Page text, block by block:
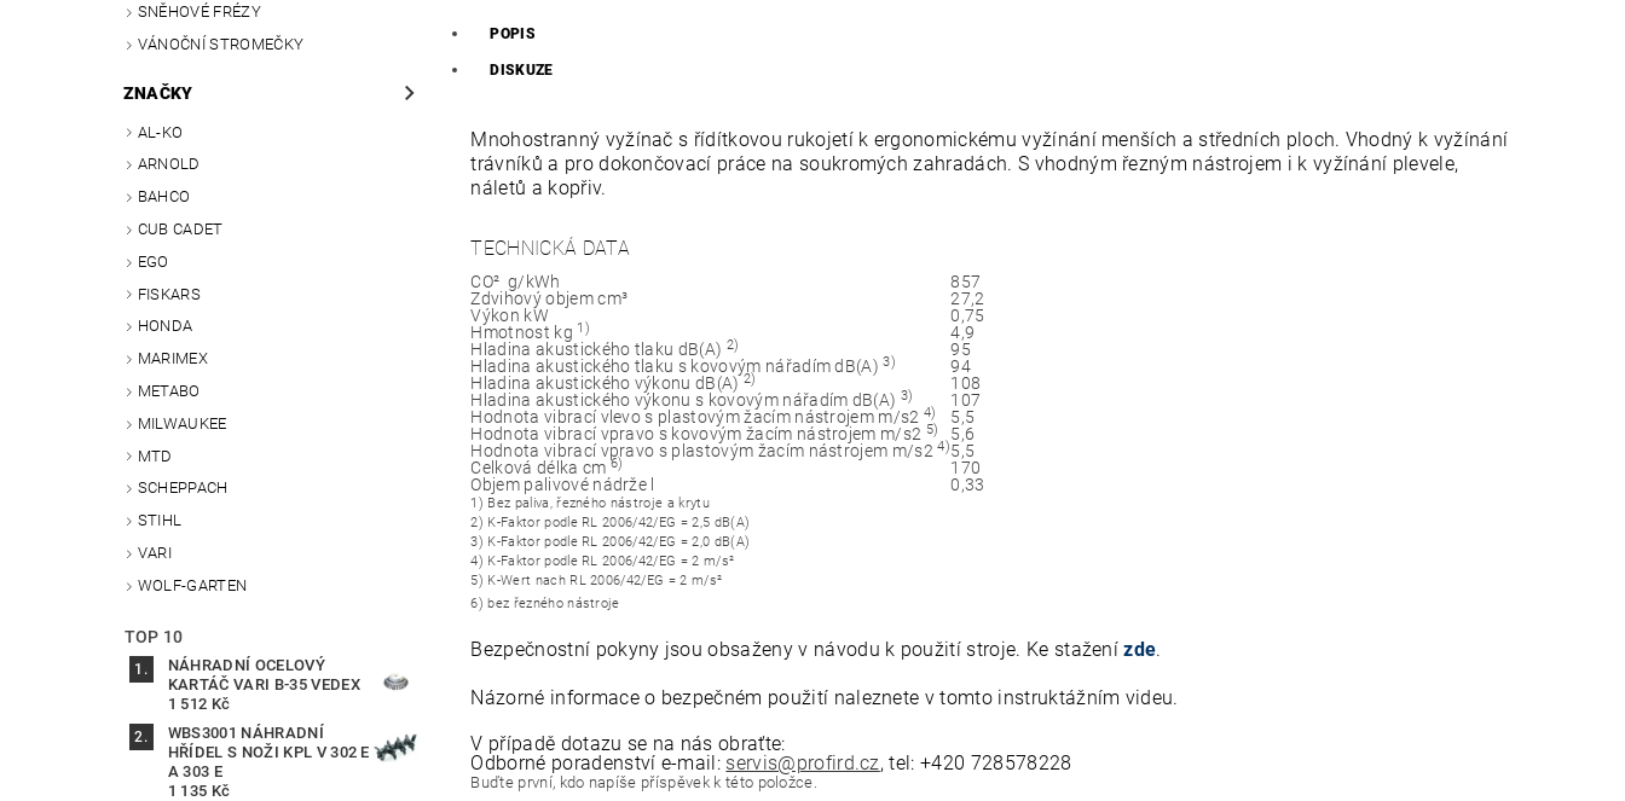
SNĚHOVÉ FRÉZY
VÁNOČNÍ STROMEČKY
ZNAČKY
AL-KO
ARNOLD
BAHCO
CUB CADET
EGO
FISKARS
HONDA
MARIMEX
METABO
MILWAUKEE
MTD
SCHEPPACH
STIHL
VARI
WOLF-GARTEN
TOP 10
NÁHRADNÍ OCELOVÝ
KARTÁČ VARI B-35 VEDEX
1 512 Kč
WBS3001 NÁHRADNÍ
HŘÍDEL S NOŽI KPL V 302 E
A 303 E
1 135 Kč
POPIS
DISKUZE
Mnohostranný vyžínač s řídítkovou rukojetí k ergonomickému vyžínání menších a středních ploch. Vhodný k vyžínání
trávníků a pro dokončovací práce na soukromých zahradách. S vhodným řezným nástrojem i k vyžínání plevele,
náletů a kopřiv.
TECHNICKÁ DATA
CO² ­ g/kWh
857
Zdvihový objem cm³
27,2
Výkon kW
0,75
Hmotnost kg 1)
4,9
Hladina akustického tlaku dB(A) 2)
95
Hladina akustického tlaku s kovovým nářadím dB(A)3)
94
Hladina akustického výkonu dB(A) 2)
108
Hladina akustického výkonu s kovovým nářadím dB(A) 3)
107
Hodnota vibrací vlevo s plastovým žacím nástrojem m/s24)
5,5
Hodnota vibrací vpravo s kovovým žacím nástrojem m/s2 5)
5,6
Hodnota vibrací vpravo s plastovým žacím nástrojem m/s24)5,5
Celková délka cm 6)
170
Objem palivové nádrže l
0,33
1) Bez paliva, řezného nástroje a krytu
2) K-Faktor podle RL 2006/42/EG = 2,5 dB(A)
3) K-Faktor podle RL 2006/42/EG = 2,0 dB(A)
4) K-Faktor podle RL 2006/42/EG = 2 m/s²
5) K-Wert nach RL 2006/42/EG = 2 m/s²
6) bez řezného nástroje
Bezpečnostní pokyny jsou obsaženy v návodu k použití stroje. Ke staženízde.
Názorné informace o bezpečném použití naleznete v tomto instruktážním videu.
V případě dotazu se na nás obraťte:
Odborné poradenství e-mail: servis@profird.cz, tel:+420 728578228
Buďte první, kdo napíše příspěvek k této položce.